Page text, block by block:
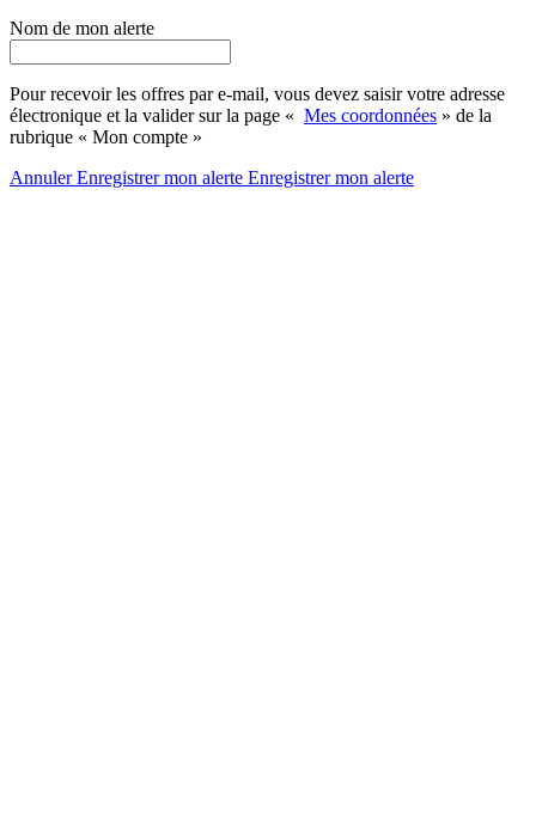
Nom de mon alerte
Pour recevoir les offres par e-mail, vous devez saisir votre adresse
électronique et la valider sur la page « Mes coordonnées » de la
rubrique « Mon compte »
AnnulerEnregistrer mon alerte Enregistrermon alerte